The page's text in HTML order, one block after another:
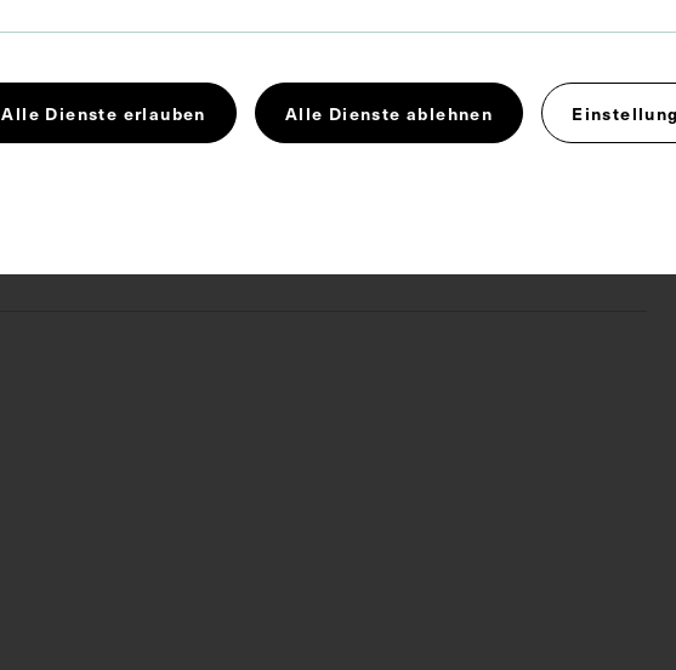
Bildmaß 8,9 x 13,9 cm
Kongress Medizingeschichte Museum Pharmazie
Alle Dienste erlauben Alle Dienste ablehnen